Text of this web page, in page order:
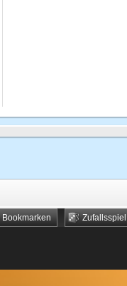
Zufallsspiel
Bookmarken